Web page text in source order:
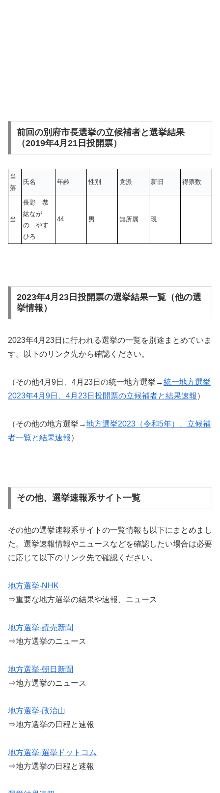
前回の別府市長選挙の立候補者と選挙結果
（2019年4月21日投開票）
当
落
氏名 年齢 性別 党派 新旧 得票数
当
長野 恭
紘なが
の やす
ひろ
44 男 無所属 現
2023年4月23日投開票の選挙結果一覧（他の選
挙情報）
2023年4月23日に行われる選挙の一覧を別途まとめていま
す。以下のリンク先から確認ください。
（その他4月9日、4月23日の統一地方選挙→統一地方選挙
2023年4月9日、4月23日投開票の立候補者と結果速報 ）
（その他の地方選挙→地方選挙2023（令和5年）、立候補
者一覧と結果速報 ）
その他、選挙速報系サイト一覧
その他の選挙速報系サイトの一覧情報も以下にまとめまし
た。選挙速報情報やニュースなどを確認したい場合は必要
に応じて以下のリンク先で確認ください。
地方選挙-NHK
⇒重要な地方選挙の結果や速報、ニュース
地方選挙-読売新聞
⇒地方選挙のニュース
地方選挙-朝日新聞
⇒地方選挙のニュース
地方選挙-政治山
⇒地方選挙の日程と速報
地方選挙-選挙ドットコム
⇒地方選挙の日程と速報